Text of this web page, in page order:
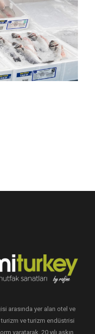
arasında yer alan otel ve
ve turizm endüstrisi
yaratarak, 20 yılı aşkın